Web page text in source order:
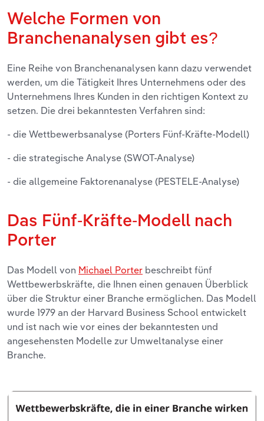
Welche Formen von
Branchenanalysen gibt es?
Eine Reihe von Branchenanalysen kann dazu verwendet
werden, um die Tätigkeit Ihres Unternehmens oder des
Unternehmens Ihres Kunden in den richtigen Kontext zu
setzen. Die drei bekanntesten Verfahren sind:
- die Wettbewerbsanalyse (Porters Fünf-Kräfte-Modell)
- die strategische Analyse (SWOT-Analyse)
- die allgemeine Faktorenanalyse (PESTELE-Analyse)
Das Fünf-Kräfte-Modell nach
Porter
Das Modell von Michael Porter beschreibt fünf
Wettbewerbskräfte, die Ihnen einen genauen Überblick
über die Struktur einer Branche ermöglichen. Das Modell
wurde 1979 an der Harvard Business School entwickelt
und ist nach wie vor eines der bekanntesten und
angesehensten Modelle zur Umweltanalyse einer
Branche.